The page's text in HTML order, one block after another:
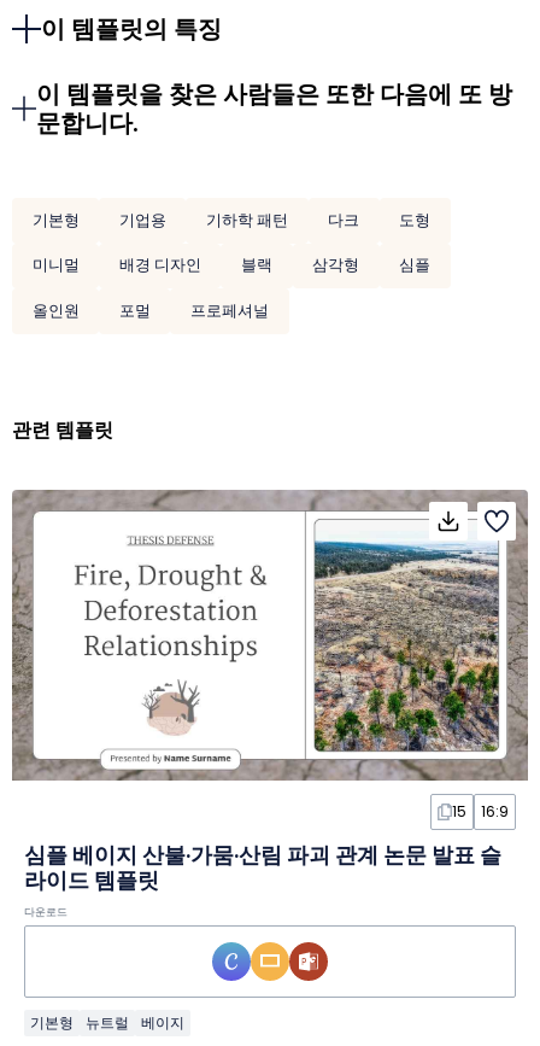
이 템플릿의 특징
이 템플릿을 찾은 사람들은 또한 다음에 또 방
문합니다.
기본형 기업용 기하학 패턴 다크
도형
미니멀
배경 디자인 블랙 삼각형
심플
올인원
포멀 프로페셔널
관련 템플릿
15 16:9
심플 베이지 산불·가뭄·산림 파괴 관계 논문 발표 슬
라이드 템플릿
다운로드
기본형 뉴트럴 베이지